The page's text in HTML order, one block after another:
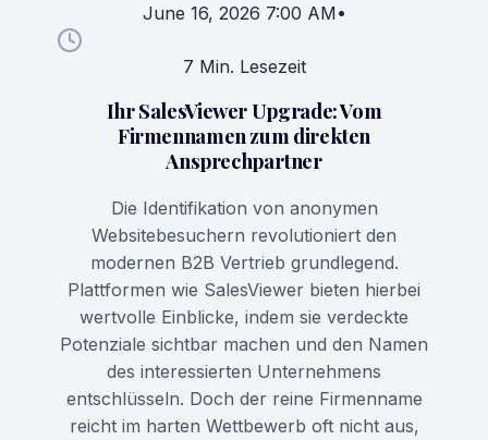
June 16, 2026 7:00 AM•
7 Min. Lesezeit
Ihr SalesViewer Upgrade: Vom
Firmennamen zum direkten
Ansprechpartner
Die Identifikation von anonymen
Websitebesuchern revolutioniert den
modernen B2B Vertrieb grundlegend.
Plattformen wie SalesViewer bieten hierbei
wertvolle Einblicke, indem sie verdeckte
Potenziale sichtbar machen und den Namen
des interessierten Unternehmens
entschlüsseln. Doch der reine Firmenname
reicht im harten Wettbewerb oft nicht aus,